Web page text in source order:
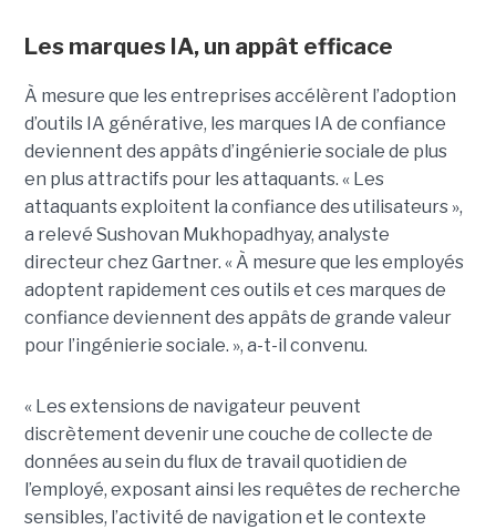
Les marques IA, un appât efficace
À mesure que les entreprises accélèrent l’adoption
d’outils IA générative, les marques IA de confiance
deviennent des appâts d’ingénierie sociale de plus
en plus attractifs pour les attaquants. « Les
attaquants exploitent la confiance des utilisateurs »,
a relevé Sushovan Mukhopadhyay, analyste
directeur chez Gartner. « À mesure que les employés
adoptent rapidement ces outils et ces marques de
confiance deviennent des appâts de grande valeur
pour l’ingénierie sociale. », a-t-il convenu.
« Les extensions de navigateur peuvent
discrètement devenir une couche de collecte de
données au sein du flux de travail quotidien de
l’employé, exposant ainsi les requêtes de recherche
sensibles, l’activité de navigation et le contexte